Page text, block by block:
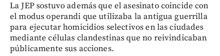
La JEP sostuvo además que el asesinato coincide con
el modus operandi que utilizaba la antigua guerrilla
para ejecutar homicidios selectivos en las ciudades
mediante células clandestinas que no reivindicaban
públicamente sus acciones.